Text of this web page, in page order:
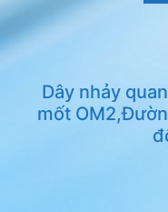
Dây nhảy
mốt